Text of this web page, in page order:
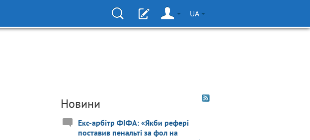
UA
Новини
Екс-арбітр ФІФА: «Якби рефері
поставив пенальті за фол на